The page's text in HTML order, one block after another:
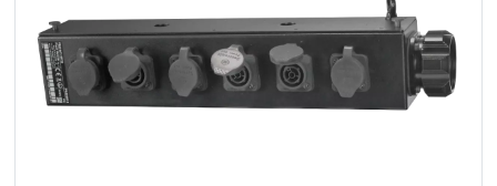
Zobacz
także